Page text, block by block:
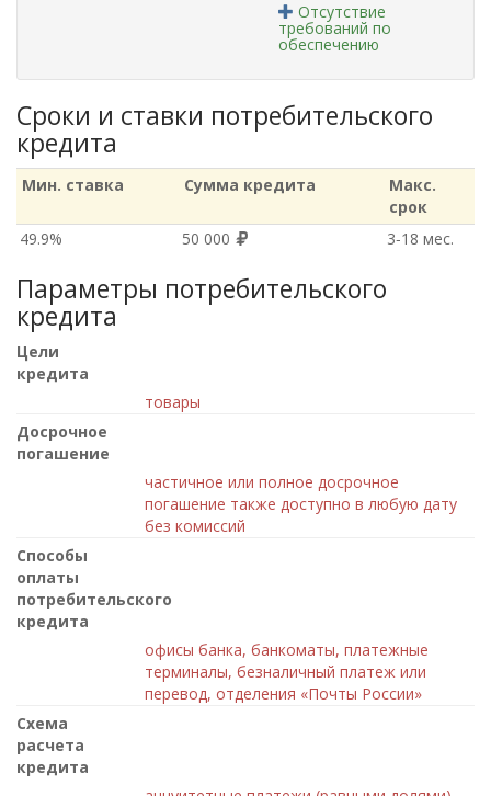
Отсутствие
требований по
обеспечению
Сроки и ставки потребительского
кредита
Мин. ставка Сумма кредита
Макс.
срок
49.9%
50 000 3‑18 мес.
Параметры потребительского
кредита
Цели
кредита
товары
Досрочное
погашение
частичное или полное досрочное
погашение также доступно в любую дату
без комиссий
Способы
оплаты
потребительского
кредита
офисы банка, банкоматы, платежные
терминалы, безналичный платеж или
перевод, отделения «Почты России»
Схема
расчета
кредита